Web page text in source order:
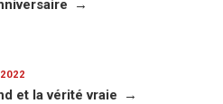
et la vérité vraie